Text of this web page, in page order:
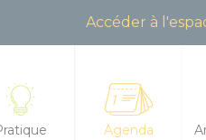
Accéder à
Agenda